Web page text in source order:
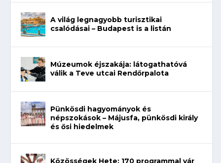
A világ legnagyobb turisztikai
csalódásai – Budapest is a listán
Múzeumok éjszakája: látogathatóvá
válik a Teve utcai Rendőrpalota
Pünkösdi hagyományok és
népszokások – Májusfa, pünkösdi király
és ősi hiedelmek
Közösségek Hete: 170 programmal vár